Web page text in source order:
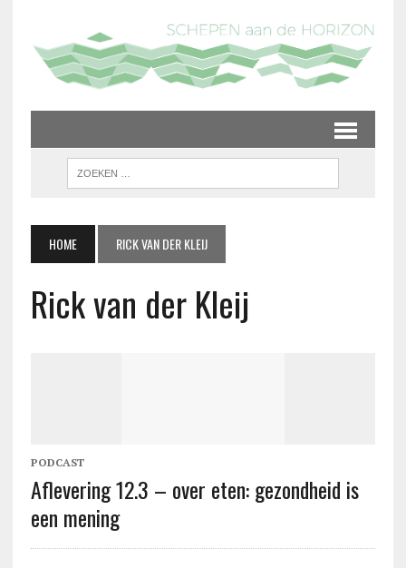
HOME RICK VAN DER KLEIJ
Rick van der Kleij
PODCAST
Aflevering 12.3 – over eten: gezondheid is
een mening